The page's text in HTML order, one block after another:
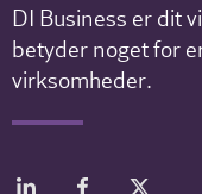
DI Business er dit
betyder noget for
virksomheder.